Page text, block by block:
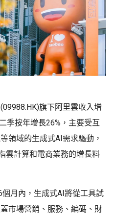
旗下阿里雲收入增
季按年增長26%，主要受互
領域的生成式AI需求驅動，
雲計算和電商業務的增長料
月內，生成式AI將從工具試
市場營銷、服務、編碼、財